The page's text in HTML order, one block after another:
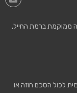
ממוקמת ברמת החייל,
לכול הסכם חוזה או